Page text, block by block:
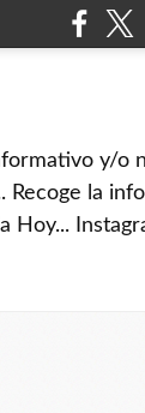
y/o
Recoge la
Hoy...